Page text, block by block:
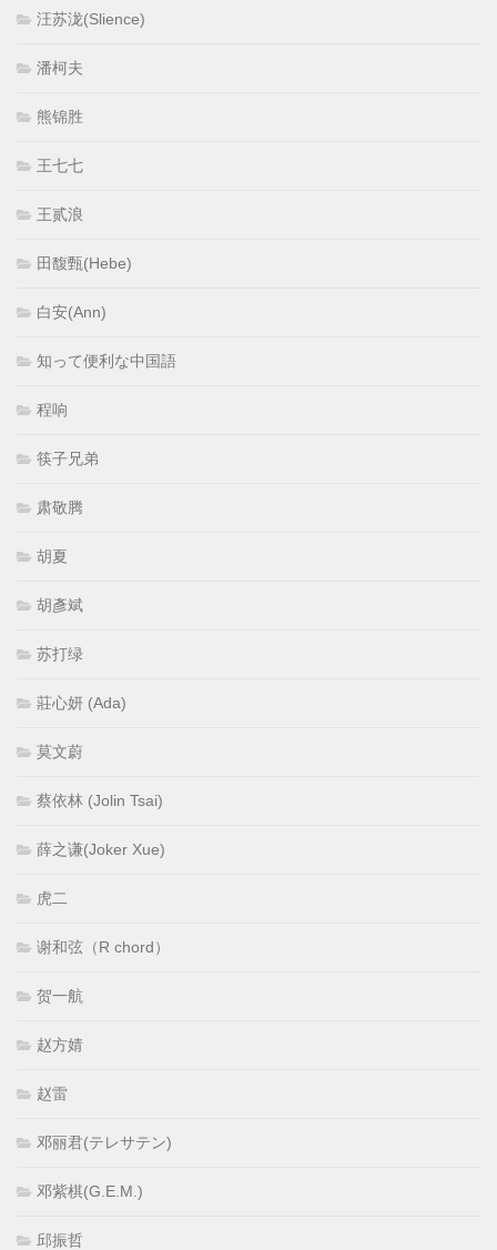
汪苏泷(Slience)
潘柯夫
熊锦胜
王七七
王贰浪
田馥甄(Hebe)
白安(Ann)
知って便利な中国語
程响
筷子兄弟
肃敬腾
胡夏
胡彥斌
苏打绿
莊心妍 (Ada)
莫文蔚
蔡依林 (Jolin Tsai)
薛之谦(Joker Xue)
虎二
谢和弦（R chord）
贺一航
赵方婧
赵雷
邓丽君(テレサテン)
邓紫棋(G.E.M.)
邱振哲